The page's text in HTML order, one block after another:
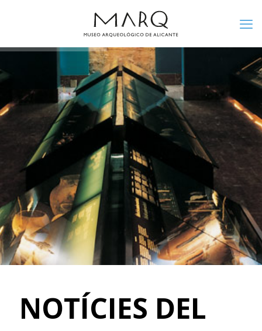
NOTÍCIES DEL